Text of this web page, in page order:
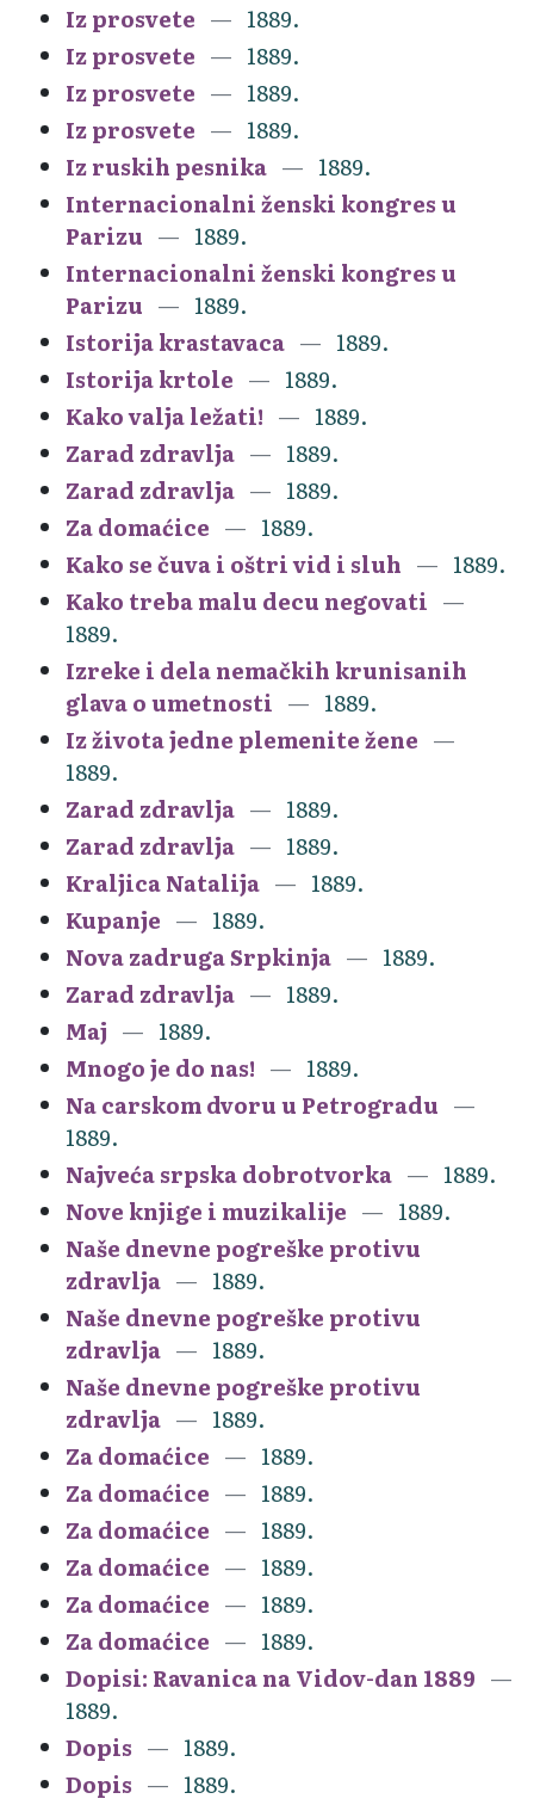
Iz prosvete
1889.
Iz prosvete
1889.
Iz prosvete
1889.
Iz prosvete
1889.
Iz ruskih pesnika
1889.
Internacionalni ženski kongres u
Parizu
1889.
Internacionalni ženski kongres u
Parizu
1889.
Istorija krastavaca
1889.
Istorija krtole
1889.
Kako valja ležati!
1889.
Zarad zdravlja
1889.
Zarad zdravlja
1889.
Za domaćice
1889.
Kako se čuva i oštri vid i sluh
1889.
Kako treba malu decu negovati
1889.
Izreke i dela nemačkih krunisanih
glava o umetnosti
1889.
Iz života jedne plemenite žene
1889.
Zarad zdravlja
1889.
Zarad zdravlja
1889.
Kraljica Natalija
1889.
Kupanje
1889.
Nova zadruga Srpkinja
1889.
Zarad zdravlja
1889.
Maj
1889.
Mnogo je do nas!
1889.
Na carskom dvoru u Petrogradu
1889.
Najveća srpska dobrotvorka
1889.
Nove knjige i muzikalije
1889.
Naše dnevne pogreške protivu
zdravlja
1889.
Naše dnevne pogreške protivu
zdravlja
1889.
Naše dnevne pogreške protivu
zdravlja
1889.
Za domaćice
1889.
Za domaćice
1889.
Za domaćice
1889.
Za domaćice
1889.
Za domaćice
1889.
Za domaćice
1889.
Dopisi: Ravanica na Vidov-dan 1889
1889.
Dopis
1889.
Dopis
1889.